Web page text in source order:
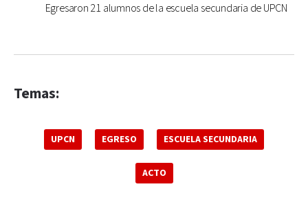
Egresaron 21 alumnos de la escuela secundaria de UPCN
Temas:
UPCN EGRESO ESCUELA SECUNDARIA
ACTO